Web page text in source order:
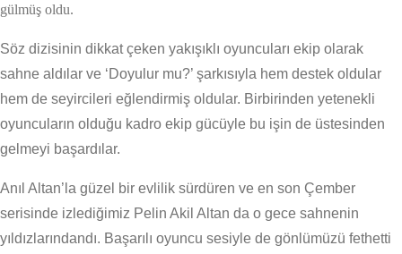
gülmüş oldu.
Söz dizisinin dikkat çeken yakışıklı oyuncuları ekip olarak
sahne aldılar ve ‘Doyulur mu?’ şarkısıyla hem destek oldular
hem de seyircileri eğlendirmiş oldular. Birbirinden yetenekli
oyuncuların olduğu kadro ekip gücüyle bu işin de üstesinden
gelmeyi başardılar.
Anıl Altan’la güzel bir evlilik sürdüren ve en son Çember
serisinde izlediğimiz Pelin Akil Altan da o gece sahnenin
yıldızlarındandı. Başarılı oyuncu sesiyle de gönlümüzü fethetti